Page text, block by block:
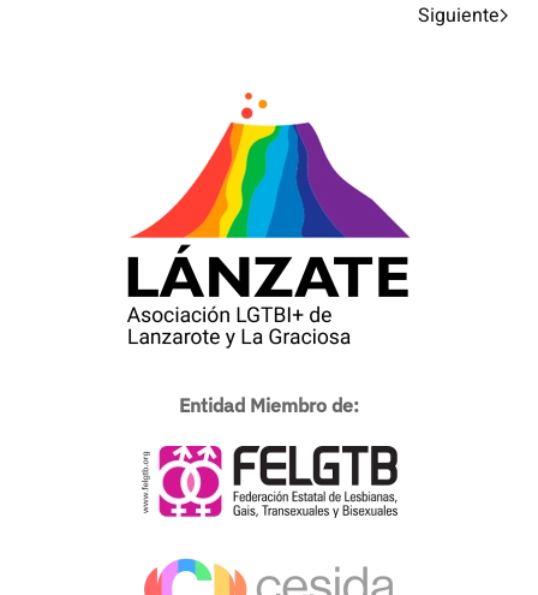
Siguiente
Entidad Miembro de: